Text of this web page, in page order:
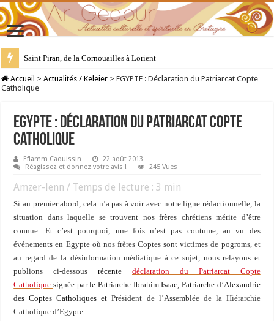
Saint Piran, de la Cornouailles à Lorient
28 juillet : Saint Samson de Dol, père de la Bretagne chrétienne
Accueil > Actualités / Keleier > EGYPTE : Déclaration du Patriarcat Copte
Catholique
EGYPTE : Déclaration du Patriarcat Copte
Catholique
Eflamm Caouissin
22 août 2013
Réagissez et donnez votre avis !
245 Vues
Amzer-lenn / Temps de lecture :3 min
Si au premier abord, cela n’a pas à voir avec notre ligne rédactionnelle, la
situation dans laquelle se trouvent nos frères chrétiens mérite d’être
connue. Et c’est pourquoi, une fois n’est pas coutume, au vu des
événements en Egypte où nos frères Coptes sont victimes de pogroms, et
au regard de la désinformation médiatique à ce sujet, nous relayons et
publions ci-dessousrécente
déclaration du Patriarcat Copte
Catholique signée par le Patriarche Ibrahim Isaac, Patriarche d’Alexandrie
des Coptes Catholiques etPrésident de l’Assemblée de la Hiérarchie
Catholique d’Egypte.